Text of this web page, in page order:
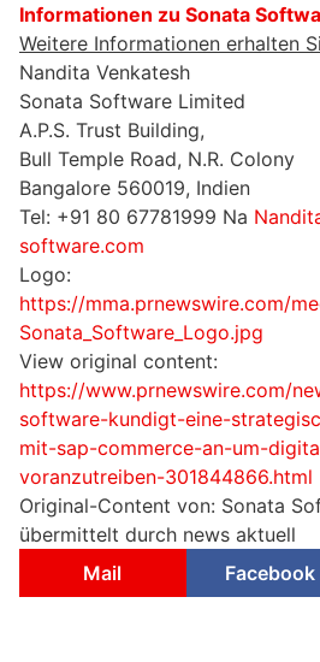
Informationen zu Sonata
Weitere Informationen erhalten
Nandita Venkatesh
Sonata Software Limited
A.P.S. Trust Building,
Bull Temple Road, N.R. Colony
Bangalore 560019, Indien
Tel: +91 80 67781999 Na
software.com
Logo:
https://mma.prnewswire.com/
Sonata_Software_Logo.jpg
View original content:
https://www.prnewswire.com/
software-kundigt-eine-
mit-sap-commerce-an-um-
voranzutreiben-301844866.html
Original-Content von: Sonata
übermittelt durch news aktuell
Mail
Facebook